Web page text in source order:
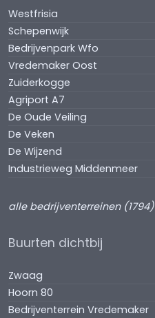
Westfrisia
Schepenwijk
Bedrijvenpark Wfo
Vredemaker Oost
Zuiderkogge
Agriport A7
De Oude Veiling
De Veken
De Wijzend
Industrieweg Middenmeer
alle bedrijventerreinen (1794)
Buurten dichtbij
Zwaag
Hoorn 80
Bedrijventerrein Vredemaker